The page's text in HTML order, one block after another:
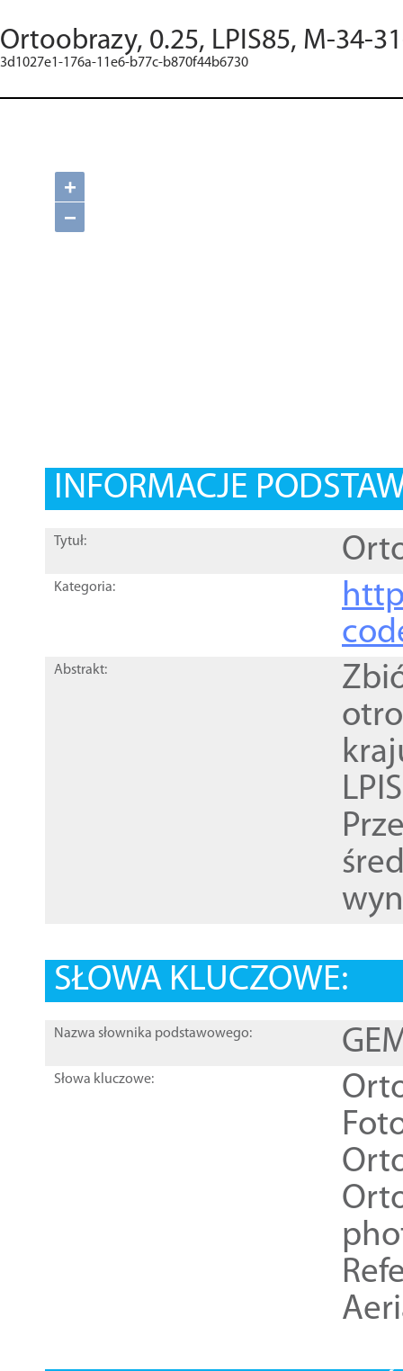
Ortoobrazy, 0.25, LPIS85, M-34-
3d1027e1-176a-11e6-b77c-b870f44b6730
+
−
INFORMACJE
Tytuł:
Kategoria:
Abstrakt:
SŁOWA KLUCZOWE:
Nazwa słownika podstawowego:
Słowa kluczowe: